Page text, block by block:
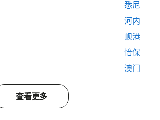
悉尼
河内
岘港
怡保
澳门
查看更多